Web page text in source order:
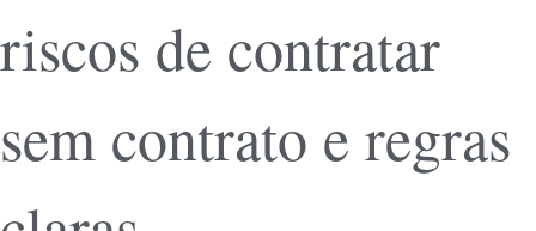
riscos de contratar
sem contrato e regras